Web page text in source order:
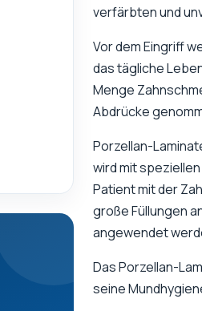
verfärbten und
Vor dem Eingriff
das tägliche
Menge
Abdrücke
Porzellan-
wird mit
Patient mit der
große Füllungen
angewendet
Das Porzellan-
seine